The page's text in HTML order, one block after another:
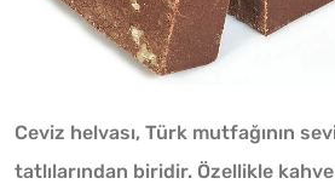
Ceviz helvası, Türk mutfağının
tatlılarından biridir. Özellikle